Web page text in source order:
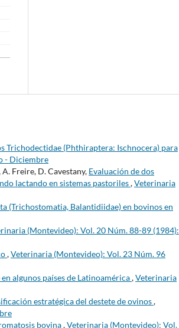
Trichodectidae (Phthiraptera: Ischnocera) para
- Diciembre
Freire, D. Cavestany, Evaluación de dos
lactando en sistemas pastoriles,Veterinaria
(Trichostomatia, Balantidiidae) en bovinos en
(Montevideo): Vol. 20 Núm. 88-89 (1984):
,Veterinaria (Montevideo): Vol. 23 Núm. 96
algunos países de Latinoamérica,Veterinaria
estratégica del destete de ovinos,
bovina,Veterinaria (Montevideo): Vol.